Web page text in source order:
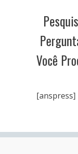
Você
[anspress]